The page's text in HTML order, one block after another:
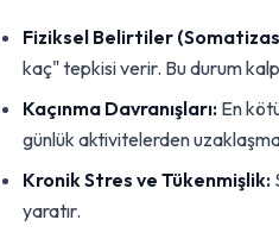
Fiziksel Belirtiler
kaç" tepkisi verir. Bu durum kalp
Kaçınma Davranışları: En
günlük aktivitelerden
Kronik Stres ve Tükenmişlik:
yaratır.